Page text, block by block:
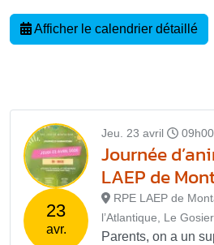
Afficher le calendrier détaillé
23
avr.
Jeu. 23 avril
Journée
LAEP de
RPE LAEP de
l’Atlantique, Le Gosier
Parents, on a un